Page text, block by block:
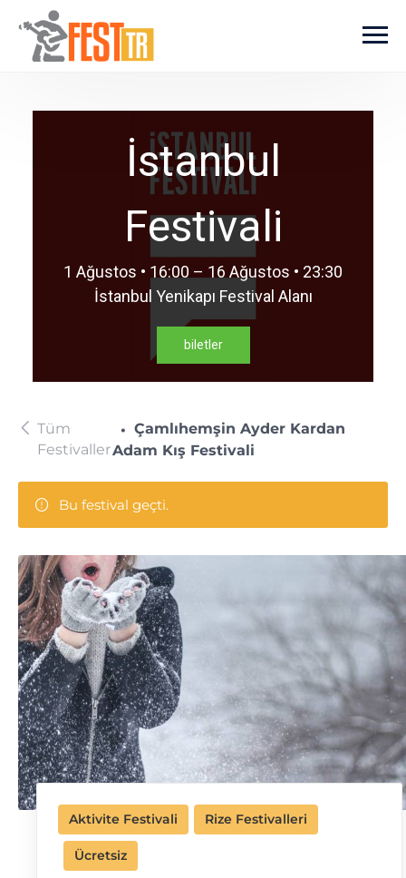
Ana içeriğe atla
İstanbul
Festivali
1 Ağustos • 16:00 – 16 Ağustos • 23:30
İstanbul Yenikapı Festival Alanı
biletler
Tüm
Festivaller
Çamlıhemşin Ayder Kardan
Adam Kış Festivali
Bu festival geçti.
Aktivite Festivali Rize Festivalleri
Ücretsiz